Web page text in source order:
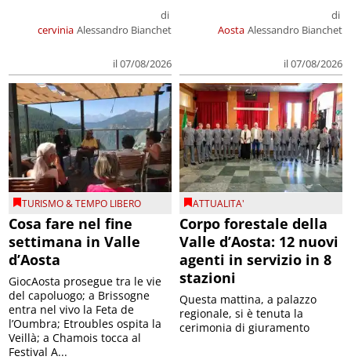
cervinia
di
Alessandro Bianchet
il 07/08/2026
Aosta
di
Alessandro Bianchet
il 07/08/2026
TURISMO & TEMPO LIBERO
Cosa fare nel fine
settimana in Valle
d’Aosta
GiocAosta prosegue tra le vie
del capoluogo; a Brissogne
entra nel vivo la Feta de
l’Oumbra; Etroubles ospita la
Veillà; a Chamois tocca al
Festival A...
ATTUALITA'
Corpo forestale della
Valle d’Aosta: 12 nuovi
agenti in servizio in 8
stazioni
Questa mattina, a palazzo
regionale, si è tenuta la
cerimonia di giuramento